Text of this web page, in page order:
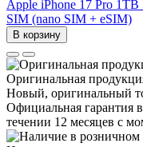
Apple iPhone 17 Pro
SIM (nano SIM + eSIM)
В корзину
Оригинальная
Новый, оригинальный
Официальная гарантия
течении 12 месяцев с